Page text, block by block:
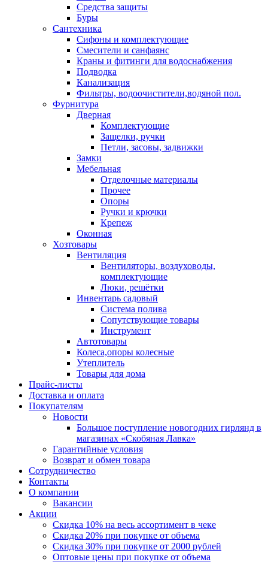
Средства защиты
Буры
Сантехника
Сифоны и комплектующие
Смесители и санфаянс
Краны и фитинги для водоснабжения
Подводка
Канализация
Фильтры, водоочистители,водяной пол.
Фурнитура
Дверная
Комплектующие
Защелки, ручки
Петли, засовы, задвижки
Замки
Мебельная
Отделочные материалы
Прочее
Опоры
Ручки и крючки
Крепеж
Оконная
Хозтовары
Вентиляция
Вентиляторы, воздуховоды,
комплектующие
Люки, решётки
Инвентарь садовый
Система полива
Сопутствующие товары
Инструмент
Автотовары
Колеса,опоры колесные
Утеплитель
Товары для дома
Прайс-листы
Доставка и оплата
Покупателям
Новости
Большое поступление новогодних гирлянд в
магазинах «Скобяная Лавка»
Гарантийные условия
Возврат и обмен товара
Сотрудничество
Контакты
О компании
Вакансии
Акции
Скидка 10% на весь ассортимент в чеке
Скидка 20% при покупке от объема
Скидка 30% при покупке от 2000 рублей
Оптовые цены при покупке от объема